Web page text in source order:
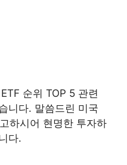
순위 TOP 5 관련
니다. 말씀드린 미국
하시어 현명한 투자하
다.